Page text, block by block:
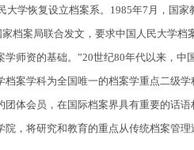
大学恢复设立档案系。1985年7月，国
档案局联合发文，要求中国人民大学档
师资的基础。”20世纪80年代以来，中
案学科为全国唯一的档案学重点二级
体会员，在国际档案界具有重要的话
，将研究和教育的重点从传统档案管